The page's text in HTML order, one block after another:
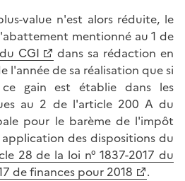
value n'est alors réduite, le
mentionné au 1 de
CGI
dans sa rédaction en
l'année de sa réalisation que si
gain est établie dans les
au 2 de l'article 200 A du
pour le barème de l'impôt
des dispositions du
28 de la loi n° 1837-2017 du
de finances pour 2018
.